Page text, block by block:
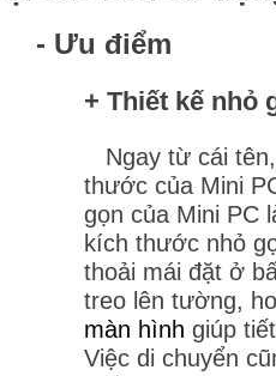
- Ưu điểm
+ Thiết kế nhỏ
Ngay từ cái
thước của Mini
gọn của Mini PC
kích thước nhỏ
thoải mái đặt ở
treo lên tường,
màn hình giúp
Việc di chuyển